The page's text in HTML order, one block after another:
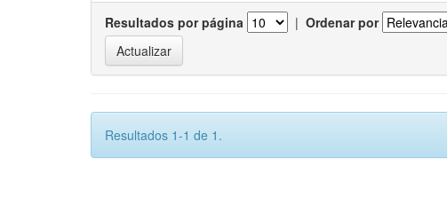
Resultados por página | Ordenar por
Resultados 1-1 de 1.